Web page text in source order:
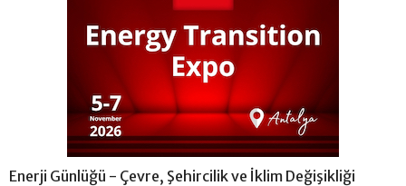
Enerji Günlüğü - Çevre, Şehircilik ve İklim Değişikliği